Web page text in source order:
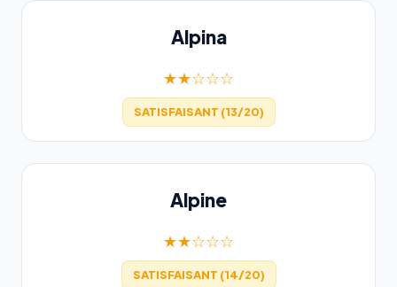
Alpina
★★☆☆☆
SATISFAISANT (13/20)
Alpine
★★☆☆☆
SATISFAISANT (14/20)